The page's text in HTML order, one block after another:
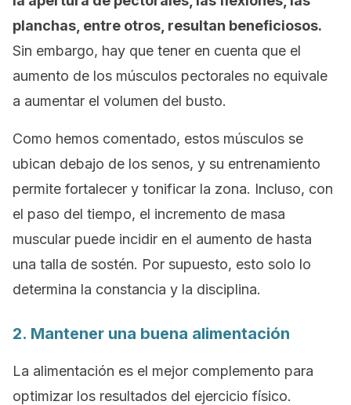
planchas, entre otros, resultan beneficiosos.
Sin embargo, hay que tener en cuenta que el
aumento de los músculos pectorales no equivale
a aumentar el volumen del busto.
Como hemos comentado, estos músculos se
ubican debajo de los senos, y su entrenamiento
permite fortalecer y tonificar la zona. Incluso, con
el paso del tiempo, el incremento de masa
muscular puede incidir en el aumento de hasta
una talla de sostén. Por supuesto, esto solo lo
determina la constancia y la disciplina.
2. Mantener una buena alimentación
La alimentación es el mejor complemento para
optimizar los resultados del ejercicio físico.